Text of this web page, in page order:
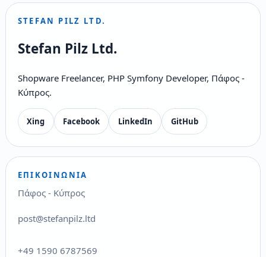
STEFAN PILZ LTD.
Stefan Pilz Ltd.
Shopware Freelancer, PHP Symfony Developer, Πάφος -
Κύπρος.
Xing Facebook LinkedIn GitHub
ΕΠΙΚΟΙΝΩΝΊΑ
Πάφος - Κύπρος
post@stefanpilz.ltd
+49 1590 6787569